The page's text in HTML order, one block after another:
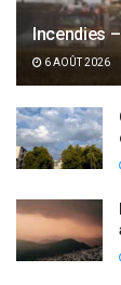
Incendies
6 AOÛT 2026